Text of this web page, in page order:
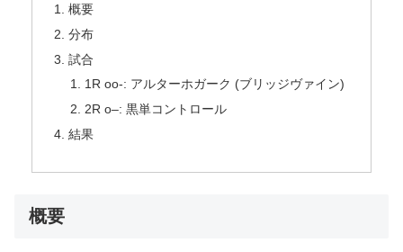
概要
分布
試合
1R oo-: アルターホガーク (ブリッジヴァイン)
2R o–: 黒単コントロール
結果
概要